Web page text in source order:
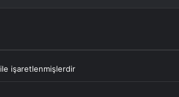
ile işaretlenmişlerdir